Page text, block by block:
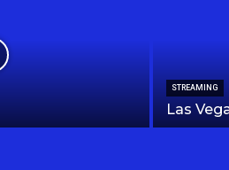
STREAMING
Las